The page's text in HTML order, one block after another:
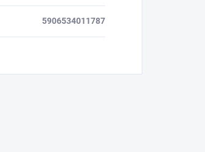
5906534011787